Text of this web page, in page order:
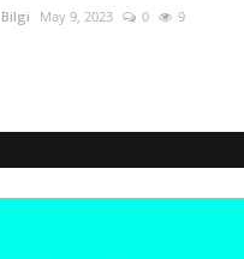
Bilgi May 9, 2023 0 9